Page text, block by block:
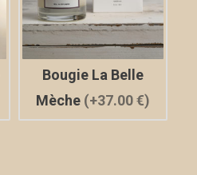
Bougie La Belle
Mèche (+37.00 €)